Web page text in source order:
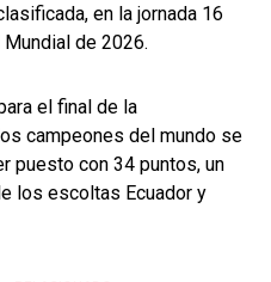
en la jornada 16
de 2026.
el final de la
campeones del mundo se
puesto con 34 puntos, un
los escoltas Ecuador y